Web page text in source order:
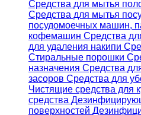
Средства для мытья
Средства для мытья
посудомоечных машин,
кофемашин Средства
для удаления накипи
Стиральные порошки
назначения Средства
засоров Средства для
Чистящие средства для
средства
поверхностей